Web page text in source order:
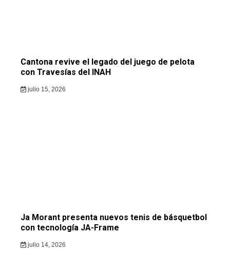
Cantona revive el legado del juego de pelota
con Travesías del INAH
julio 15, 2026
Ja Morant presenta nuevos tenis de básquetbol
con tecnología JA-Frame
julio 14, 2026